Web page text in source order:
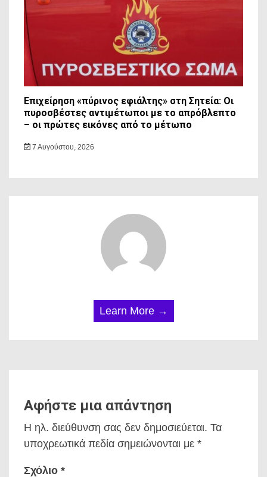
Επιχείρηση «πύρινος εφιάλτης» στη Σητεία: Οι
πυροσβέστες αντιμέτωποι με το απρόβλεπτο
– οι πρώτες εικόνες από το μέτωπο
7 Αυγούστου, 2026
Learn More →
Αφήστε μια απάντηση
Η ηλ. διεύθυνση σας δεν δημοσιεύεται. Τα
υποχρεωτικά πεδία σημειώνονται με *
Σχόλιο *